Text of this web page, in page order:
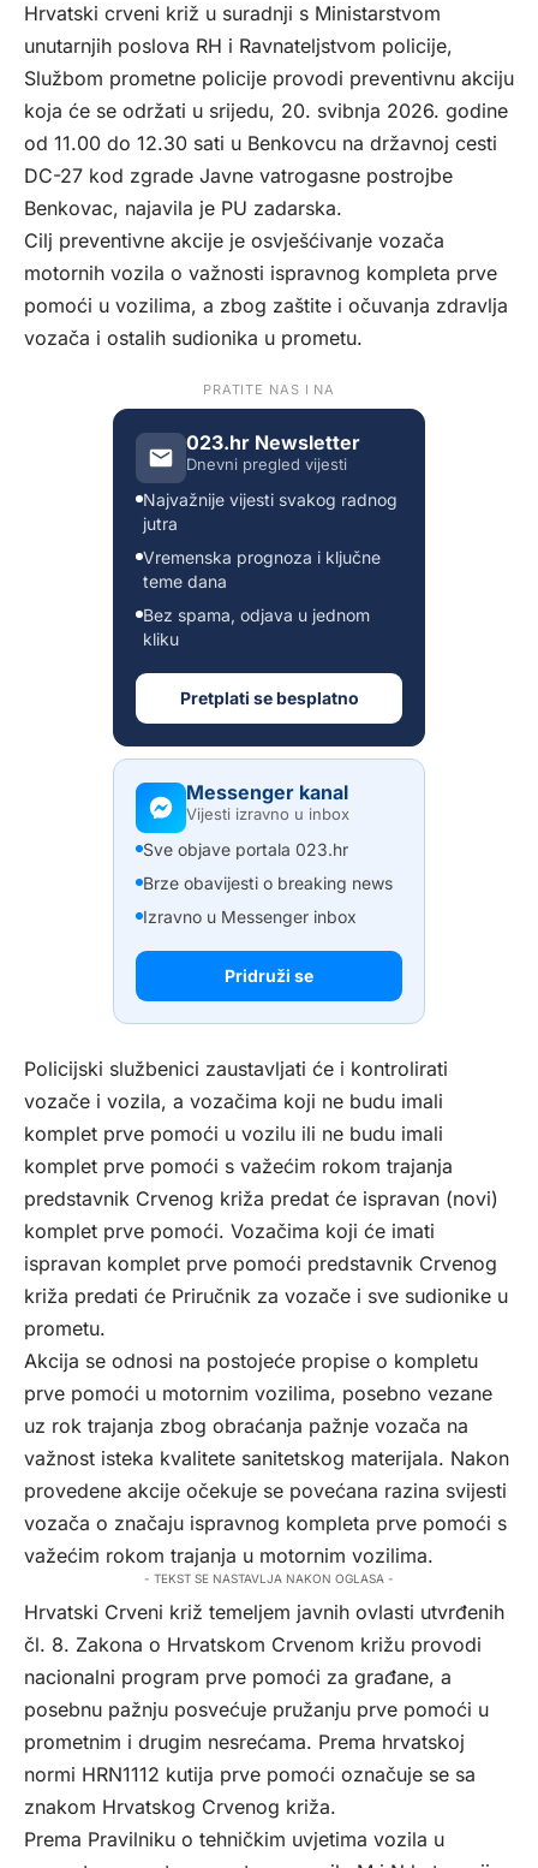
Hrvatski crveni križ u suradnji s Ministarstvom
unutarnjih poslova RH i Ravnateljstvom policije,
Službom prometne policije provodi preventivnu akciju
koja će se održati u srijedu, 20. svibnja 2026. godine
od 11.00 do 12.30 sati u Benkovcu na državnoj cesti
DC-27 kod zgrade Javne vatrogasne postrojbe
Benkovac, najavila je PU zadarska.
Cilj preventivne akcije je osvješćivanje vozača
motornih vozila o važnosti ispravnog kompleta prve
pomoći u vozilima, a zbog zaštite i očuvanja zdravlja
vozača i ostalih sudionika u prometu.
PRATITE NAS I NA
023.hr Newsletter
Dnevni pregled vijesti
Najvažnije vijesti svakog radnog
jutra
Vremenska prognoza i ključne
teme dana
Bez spama, odjava u jednom
kliku
Pretplati se besplatno
Messenger kanal
Vijesti izravno u inbox
Sve objave portala 023.hr
Brze obavijesti o breaking news
Izravno u Messenger inbox
Pridruži se
Policijski službenici zaustavljati će i kontrolirati
vozače i vozila, a vozačima koji ne budu imali
komplet prve pomoći u vozilu ili ne budu imali
komplet prve pomoći s važećim rokom trajanja
predstavnik Crvenog križa predat će ispravan (novi)
komplet prve pomoći. Vozačima koji će imati
ispravan komplet prve pomoći predstavnik Crvenog
križa predati će Priručnik za vozače i sve sudionike u
prometu.
Akcija se odnosi na postojeće propise o kompletu
prve pomoći u motornim vozilima, posebno vezane
uz rok trajanja zbog obraćanja pažnje vozača na
važnost isteka kvalitete sanitetskog materijala. Nakon
provedene akcije očekuje se povećana razina svijesti
vozača o značaju ispravnog kompleta prve pomoći s
važećim rokom trajanja u motornim vozilima.
- TEKST SE NASTAVLJA NAKON OGLASA -
Hrvatski Crveni križ temeljem javnih ovlasti utvrđenih
čl. 8. Zakona o Hrvatskom Crvenom križu provodi
nacionalni program prve pomoći za građane, a
posebnu pažnju posvećuje pružanju prve pomoći u
prometnim i drugim nesrećama. Prema hrvatskoj
normi HRN1112 kutija prve pomoći označuje se sa
znakom Hrvatskog Crvenog križa.
Prema Pravilniku o tehničkim uvjetima vozila u